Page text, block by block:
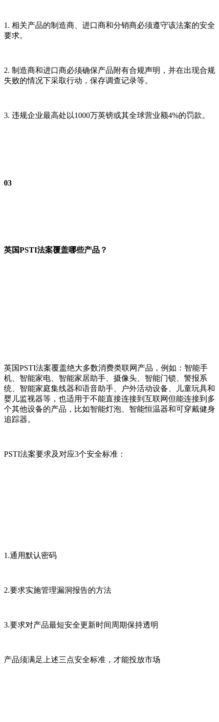
1. 相关产品的制造商、进口商和分销商必须遵守该法案的安全
要求。
2. 制造商和进口商必须确保产品附有合规声明，并在出现合规
失败的情况下采取行动，保存调查记录等。
3. 违规企业最高处以1000万英镑或其全球营业额4%的罚款。
03
英国PSTI法案覆盖哪些产品？
英国PSTI法案覆盖绝大多数消费类联网产品，例如：智能手
机、智能家电、智能家居助手、摄像头、智能门锁、警报系
统、智能家庭集线器和语音助手、户外活动设备、儿童玩具和
婴儿监视器等，也适用于不能直接连接到互联网但能连接到多
个其他设备的产品，比如智能灯泡、智能恒温器和可穿戴健身
追踪器。
PSTI法案要求及对应3个安全标准：
1.通用默认密码
2.要求实施管理漏洞报告的方法
3.要求对产品最短安全更新时间周期保持透明
产品须满足上述三点安全标准，才能投放市场